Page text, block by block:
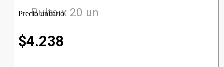
Bulto x 20 un
Precio unitario
$4.238